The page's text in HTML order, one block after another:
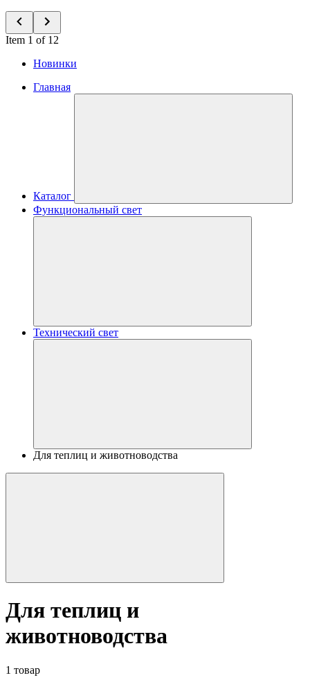
Item 1 of 12
Новинки
Главная
Каталог
Функциональный свет
Технический свет
Для теплиц и животноводства
Для теплиц и
животноводства
1 товар